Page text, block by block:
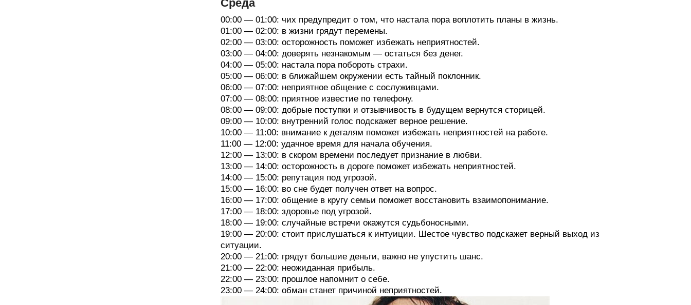
Среда
00:00 — 01:00: чих предупредит о том, что настала пора воплотить планы в жизнь.
01:00 — 02:00: в жизни грядут перемены.
02:00 — 03:00: осторожность поможет избежать неприятностей.
03:00 — 04:00: доверять незнакомым — остаться без денег.
04:00 — 05:00: настала пора побороть страхи.
05:00 — 06:00: в ближайшем окружении есть тайный поклонник.
06:00 — 07:00: неприятное общение с сослуживцами.
07:00 — 08:00: приятное известие по телефону.
08:00 — 09:00: добрые поступки и отзывчивость в будущем вернутся сторицей.
09:00 — 10:00: внутренний голос подскажет верное решение.
10:00 — 11:00: внимание к деталям поможет избежать неприятностей на работе.
11:00 — 12:00: удачное время для начала обучения.
12:00 — 13:00: в скором времени последует признание в любви.
13:00 — 14:00: осторожность в дороге поможет избежать неприятностей.
14:00 — 15:00: репутация под угрозой.
15:00 — 16:00: во сне будет получен ответ на вопрос.
16:00 — 17:00: общение в кругу семьи поможет восстановить взаимопонимание.
17:00 — 18:00: здоровье под угрозой.
18:00 — 19:00: случайные встречи окажутся судьбоносными.
19:00 — 20:00: стоит прислушаться к интуиции. Шестое чувство подскажет верный выход из
ситуации.
20:00 — 21:00: грядут большие деньги, важно не упустить шанс.
21:00 — 22:00: неожиданная прибыль.
22:00 — 23:00: прошлое напомнит о себе.
23:00 — 24:00: обман станет причиной неприятностей.